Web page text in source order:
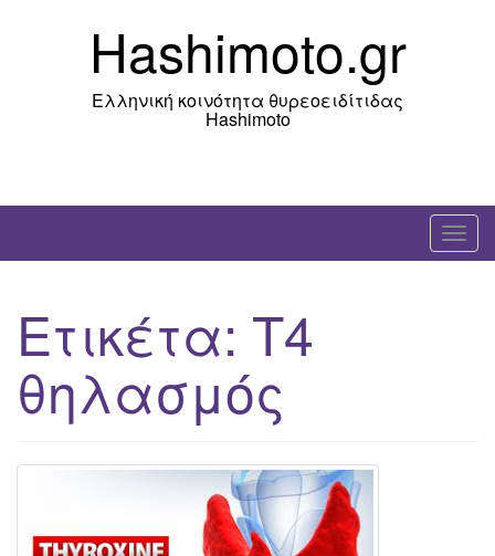
Hashimoto.gr
Ελληνική κοινότητα θυρεοειδίτιδας
Hashimoto
T
o
Ετικέτα: Τ4
θηλασμός